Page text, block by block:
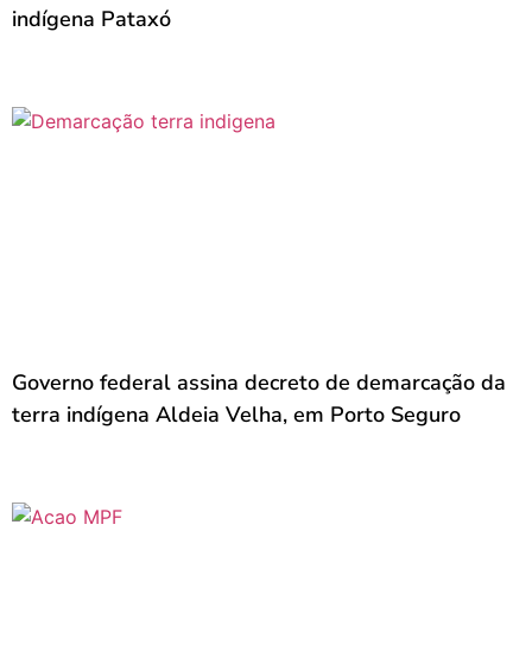
indígena Pataxó
Governo federal assina decreto de demarcação da
terra indígena Aldeia Velha, em Porto Seguro